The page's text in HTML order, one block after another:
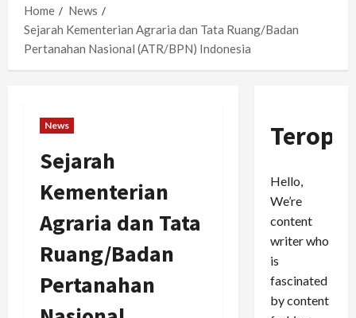
Home
News
Sejarah Kementerian Agraria dan Tata Ruang/Badan
Pertanahan Nasional (ATR/BPN) Indonesia
News
Sejarah
Kementerian
Agraria dan Tata
Ruang/Badan
Pertanahan
Hello,
We’re
content
writer who
is
fascinated
by content